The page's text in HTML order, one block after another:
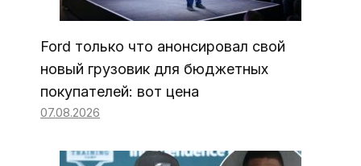
Ford только что анонсировал свой
новый грузовик для бюджетных
покупателей: вот цена
07.08.2026